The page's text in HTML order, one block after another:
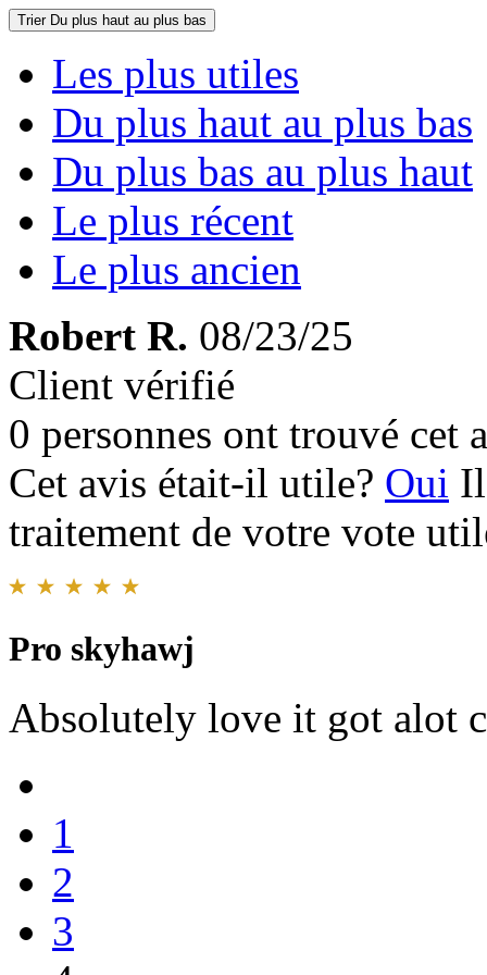
Trier Du plus haut au plus bas
Les plus utiles
Du plus haut au plus bas
Du plus bas au plus haut
Le plus récent
Le plus ancien
Robert R. 08/23/25
Client vérifié
0 personnes ont trouvé cet
Cet avis était-il utile? Oui
traitement de votre vote
Pro skyhawj
Absolutely love it got alot
1
2
3